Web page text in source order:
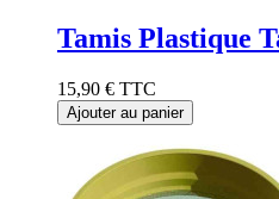
Tamis Plastique
15,90 € TTC
Ajouter au panier